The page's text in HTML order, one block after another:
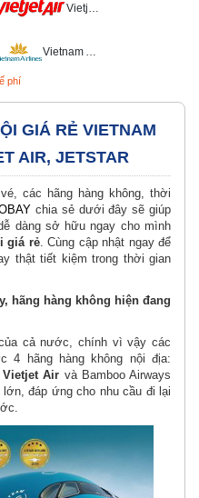
Vietjet Air
phí
GIÁ RẺ VIETNAM
AIR, JETSTAR
các hãng hàng không, thời
chia sẻ dưới đây sẽ giúp
dàng sở hữu ngay cho mình
giá rẻ. Cùng cập nhật ngay để
thật tiết kiệm trong thời gian
hãng hàng không hiện đang
cả nước, chính vì vậy các
4 hãng hàng không nội địa:
Vietjet Air và Bamboo Airways
đáp ứng cho nhu cầu đi lại